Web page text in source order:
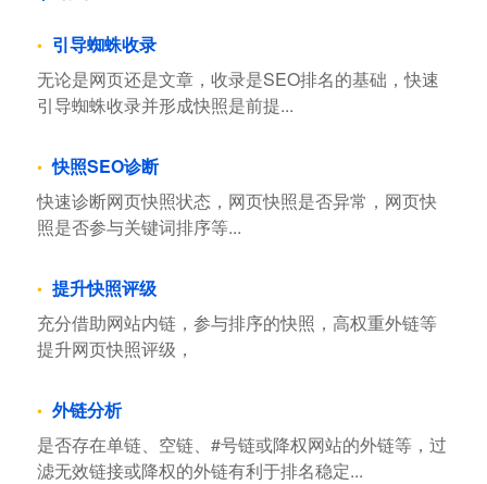
引导蜘蛛收录
无论是网页还是文章，收录是SEO排名的基础，快速
引导蜘蛛收录并形成快照是前提...
快照SEO诊断
快速诊断网页快照状态，网页快照是否异常，网页快
照是否参与关键词排序等...
提升快照评级
充分借助网站内链，参与排序的快照，高权重外链等
提升网页快照评级，
外链分析
是否存在单链、空链、#号链或降权网站的外链等，过
滤无效链接或降权的外链有利于排名稳定...